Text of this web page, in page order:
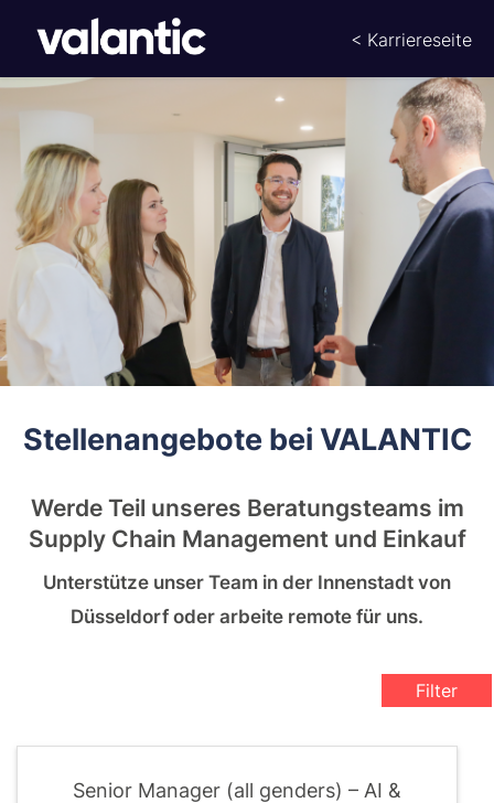
< Karriereseite
Stellenangebote bei VALANTIC
Werde Teil unseres Beratungsteams im
Supply Chain Management und Einkauf
Unterstütze unser Team in der Innenstadt von
Düsseldorf oder arbeite remote für uns.
Filter
Senior Manager (all genders) – AI &